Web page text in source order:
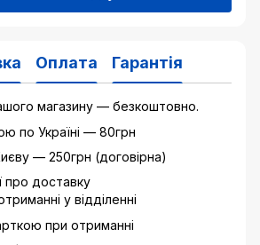
Оплата Гарантія
магазину — безкоштовно.
по Україні — 80грн
— 250грн (договірна)
про доставку
у відділенні
при отриманні